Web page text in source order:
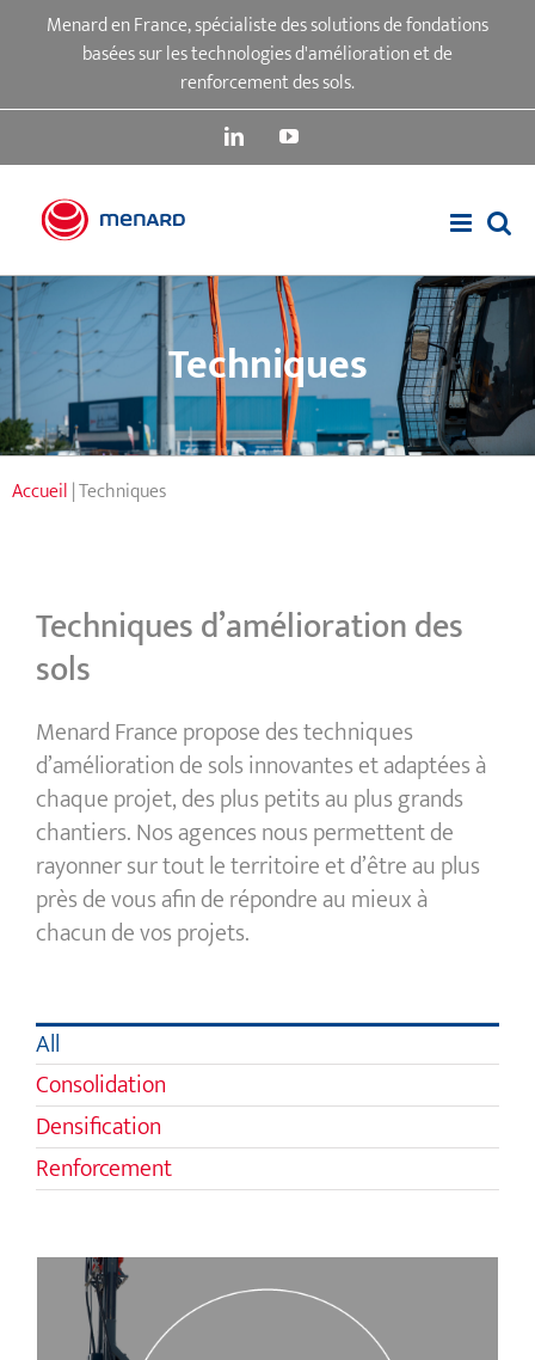
PasserMenard en France, spécialiste des solutions de fondations
basées sur les technologies d'amélioration et de
renforcement des sols.
LinkedInYouTube
Techniques
Accueil|Techniques
Techniques d’amélioration des
sols
Menard France propose des techniques
d’amélioration de sols innovantes et adaptées à
chaque projet, des plus petits au plus grands
chantiers. Nos agences nous permettent de
rayonner sur tout le territoire et d’être au plus
près de vous afin de répondre au mieux à
chacun de vos projets.
All
Consolidation
Densification
Renforcement